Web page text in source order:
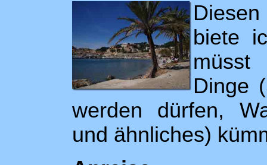
biete
müsst
Dinge
werden dürfen,
und ähnliches)